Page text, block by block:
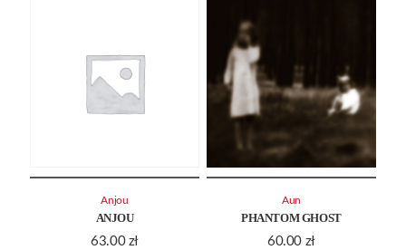
ANJOU
63.00 zł
Anjou
PHANTOM GHOST
60.00 zł
Aun